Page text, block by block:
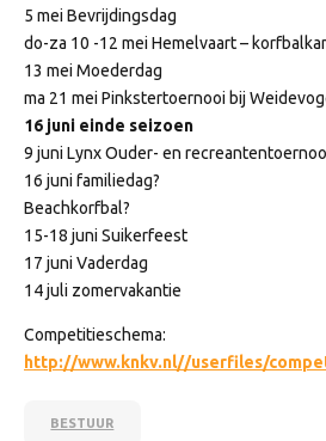
5 mei Bevrijdingsdag
do-za 10 -12 mei Hemelvaart –
13 mei Moederdag
ma 21 mei Pinkstertoernooi bij
16 juni einde seizoen
9 juni Lynx Ouder- en
16 juni familiedag?
Beachkorfbal?
15-18 juni Suikerfeest
17 juni Vaderdag
14 juli zomervakantie
Competitieschema:
http://www.knkv.nl//userfiles/
BESTUUR